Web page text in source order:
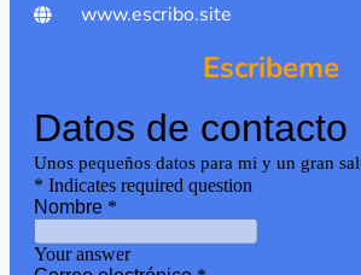
www.escribo.site
Escribeme